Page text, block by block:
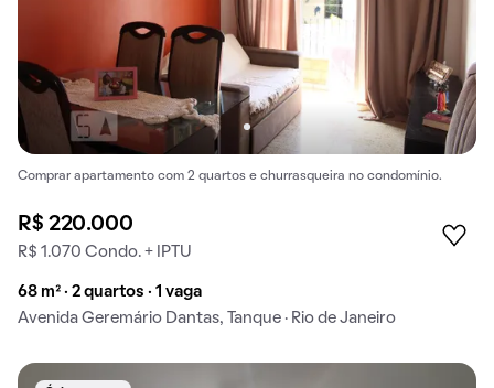
Comprar apartamento com 2 quartos e churrasqueira no condomínio.
R$ 220.000
R$ 1.070 Condo. + IPTU
68 m² · 2 quartos · 1 vaga
Avenida Geremário Dantas, Tanque · Rio de Janeiro